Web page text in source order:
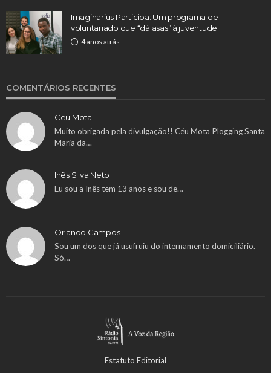
Imaginarius Participa: Um programa de
voluntariado que “dá asas” à juventude
4 anos atrás
COMENTÁRIOS RECENTES
Ceu Mota
Muito obrigada pela divulgação!! Céu Mota Plogging Santa
Maria da…
Inês Silva Neto
Eu sou a Inês tem 13 anos e sou de…
Orlando Campos
Sou um dos que já usufruiu do internamento domiciliário.
Só…
Estatuto Editorial